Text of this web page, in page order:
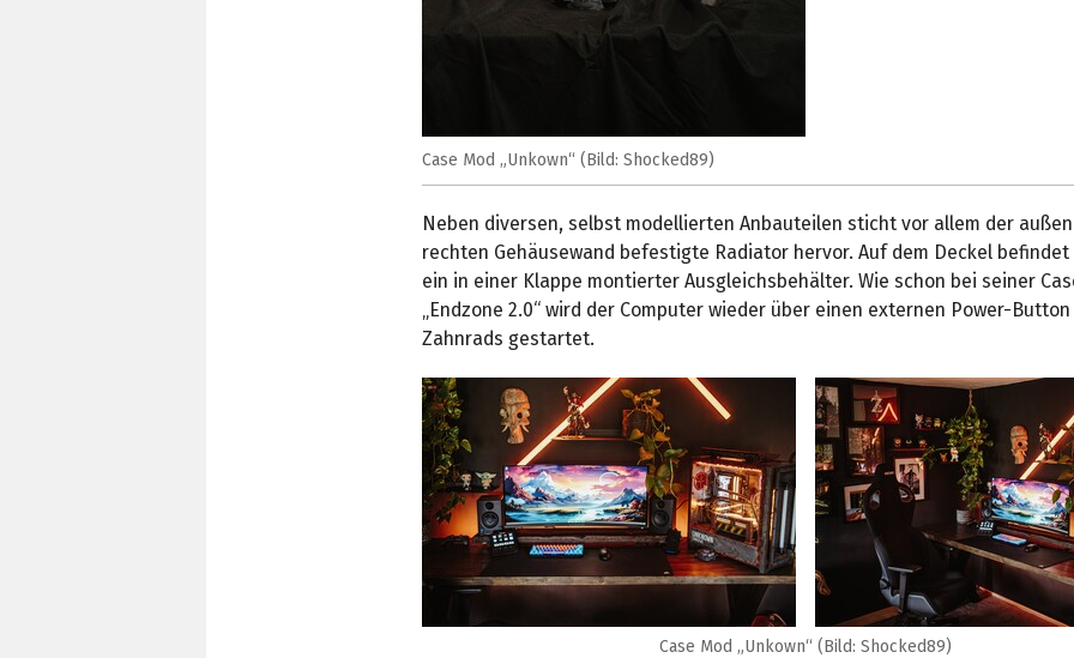
Case Mod „Unkown“ (Bild: Shocked89)
Neben diversen, selbst modellierten Anbauteilen sticht vor allem der
rechten Gehäusewand befestigte Radiator hervor. Auf dem Deckel befindet
ein in einer Klappe montierter Ausgleichsbehälter. Wie schon bei seiner
„Endzone 2.0“ wird der Computer wieder über einen externen Power-
Zahnrads gestartet.
Case Mod „Unkown“ (Bild: Shocked89)